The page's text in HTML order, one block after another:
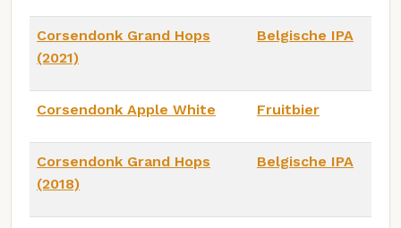
Corsendonk Grand Hops
(2021)
Belgische IPA
Corsendonk Apple White Fruitbier
Corsendonk Grand Hops
(2018)
Belgische IPA